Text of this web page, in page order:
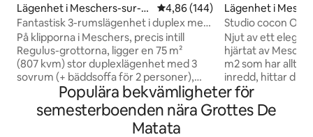
Lägenhet i Meschers-sur-Gi
ronde
4,86 av 5 i genomsnittligt
4,86 (144)
Fantastisk 3-rumslägenhet i duplex med
havsutsikt
På klipporna i Meschers, precis intill
Regulus-grottorna, ligger en 75 m²
(807 kvm) stor duplexlägenhet med 3
sovrum (+ bäddsoffa för 2 personer),
helt renoverad, med havsutsikt. Fullt
utrustat. Unikt och lugnt läge med säker
åtkomst via en grind. 2 privata
parkeringsplatser finns tillgängliga.
Lägenhet i
nde
Studio cocon
Njut av ett
hjärtat av Meschers. Liten lägenhet
m2 som har allt
inredd, hittar du
madrasser 80)
diskmaskin och
Populära bekvämligheter för
semesterboenden nära Grottes De
Matata